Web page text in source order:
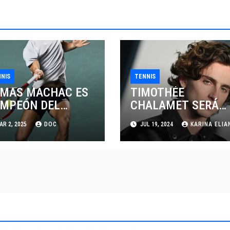
MACHAC ES
DEL
MEXICANO
2, 2025 DOC
TENNIS
TIMOTHÉE
CHALAMET SERÁ
PARTE DE UNA
PELÍCULA
ADENTRADA EN EL
JUL 19, 2024 KARINA